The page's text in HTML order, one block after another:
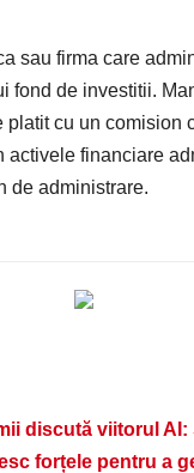
sau firma care
fond de investitii.
platit cu un comision
activele financiare
de administrare.
discută viitorul AI:
forțele pentru a